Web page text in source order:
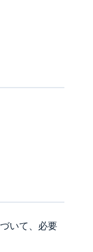
いて、必要